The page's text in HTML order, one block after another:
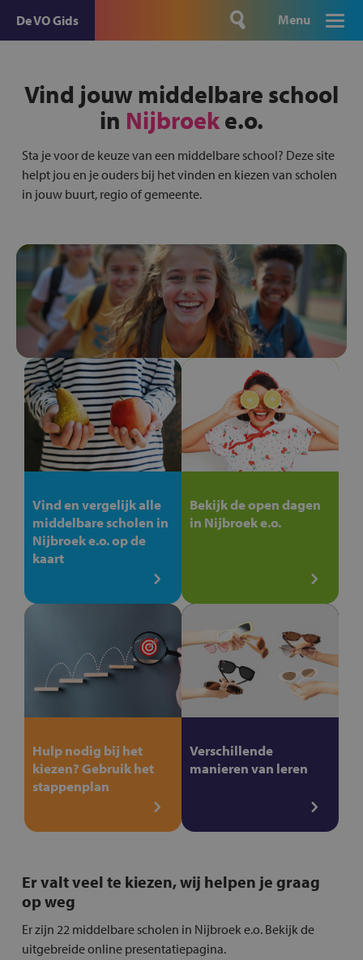
De VO Gids Menu
Vind jouw middelbare school
in Nijbroeke.o.
Sta je voor de keuze van een middelbare school? Deze site
helpt jou en je ouders bij het vinden en kiezen van scholen
in jouw buurt, regio of gemeente.
Vind en vergelijk alle
middelbare scholen in
Nijbroek e.o. op de
kaart
Bekijk de open dagen
in Nijbroek e.o.
Hulp nodig bij het
kiezen? Gebruik het
stappenplan
Verschillende
manieren van leren
Er valt veel te kiezen, wij helpen je graag
op weg
Er zijn 22 middelbare scholen in Nijbroek e.o. Bekijk de
uitgebreide online presentatiepagina.